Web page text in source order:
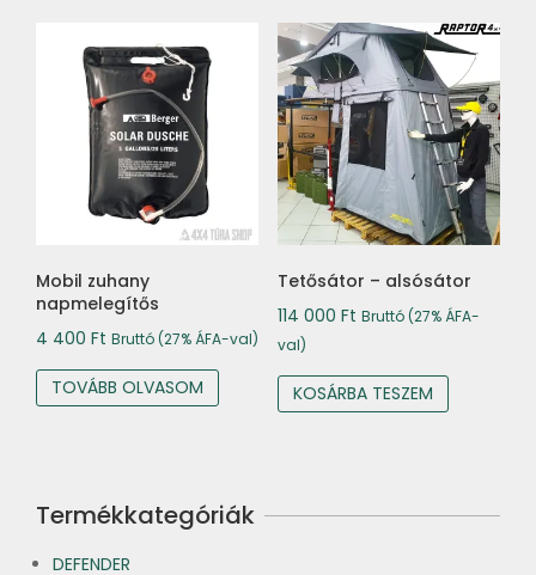
Mobil zuhany
napmelegítős
4 400 Ft Bruttó (27% ÁFA-val)
TOVÁBB OLVASOM
Tetősátor – alsósátor
114 000 Ft Bruttó (27% ÁFA-
val)
KOSÁRBA TESZEM
Termékkategóriák
DEFENDER